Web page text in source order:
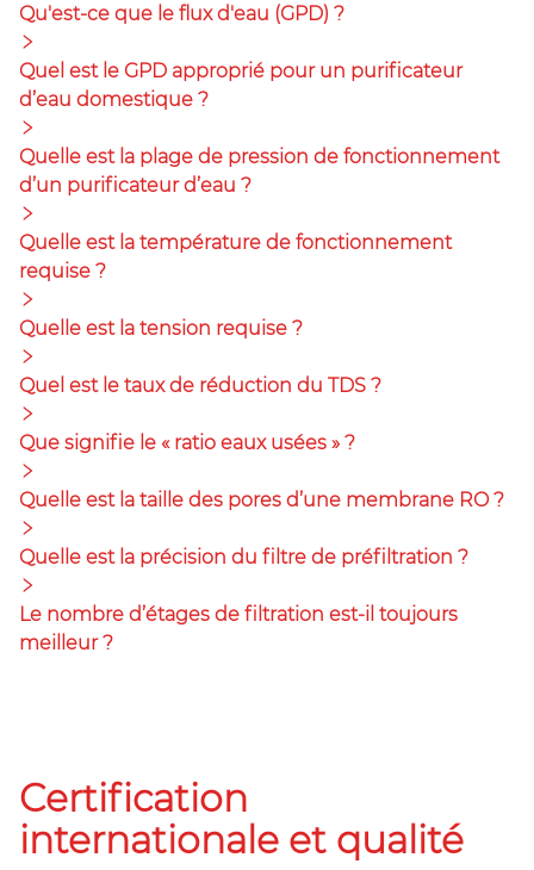
Qu'est-ce que le flux d'eau (GPD) ?
Quel est le GPD approprié pour un purificateur
d’eau domestique ?
Quelle est la plage de pression de fonctionnement
d’un purificateur d’eau ?
Quelle est la température de fonctionnement
requise ?
Quelle est la tension requise ?
Quel est le taux de réduction du TDS ?
Que signifie le « ratio eaux usées » ?
Quelle est la taille des pores d’une membrane RO ?
Quelle est la précision du filtre de préfiltration ?
Le nombre d’étages de filtration est-il toujours
meilleur ?
Certification
internationale et qualité